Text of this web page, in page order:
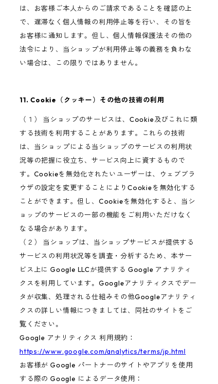
は、お客様ご本人からのご請求であることを確認の上
で、遅滞なく個人情報の利用停止等を行い、その旨を
お客様に通知します。但し、個人情報保護法その他の
法令により、当ショップが利用停止等の義務を負わな
い場合は、この限りではありません。
11. Cookie（クッキー）その他の技術の利用
（１） 当ショップのサービスは、Cookie及びこれに類
する技術を利用することがあります。これらの技術
は、当ショップによる当ショップのサービスの利用状
況等の把握に役立ち、サービス向上に資するもので
す。Cookieを無効化されたいユーザーは、ウェブブラ
ウザの設定を変更することによりCookieを無効化する
ことができます。但し、Cookieを無効化すると、当シ
ョップのサービスの一部の機能をご利用いただけなく
なる場合があります。
（２） 当ショップは、当ショップサービスが提供する
サービスの利用状況等を調査・分析するため、本サー
ビス上に Google LLCが提供する Google アナリティ
クスを利用しています。Googleアナリティクスでデー
タが収集、処理される仕組みその他Googleアナリティ
クスの詳しい情報につきましては、同社のサイトをご
覧ください。
Google アナリティクス 利用規約：
https://www.google.com/analytics/terms/jp.html
お客様が Google パートナーのサイトやアプリを使用
する際の Google によるデータ使用：